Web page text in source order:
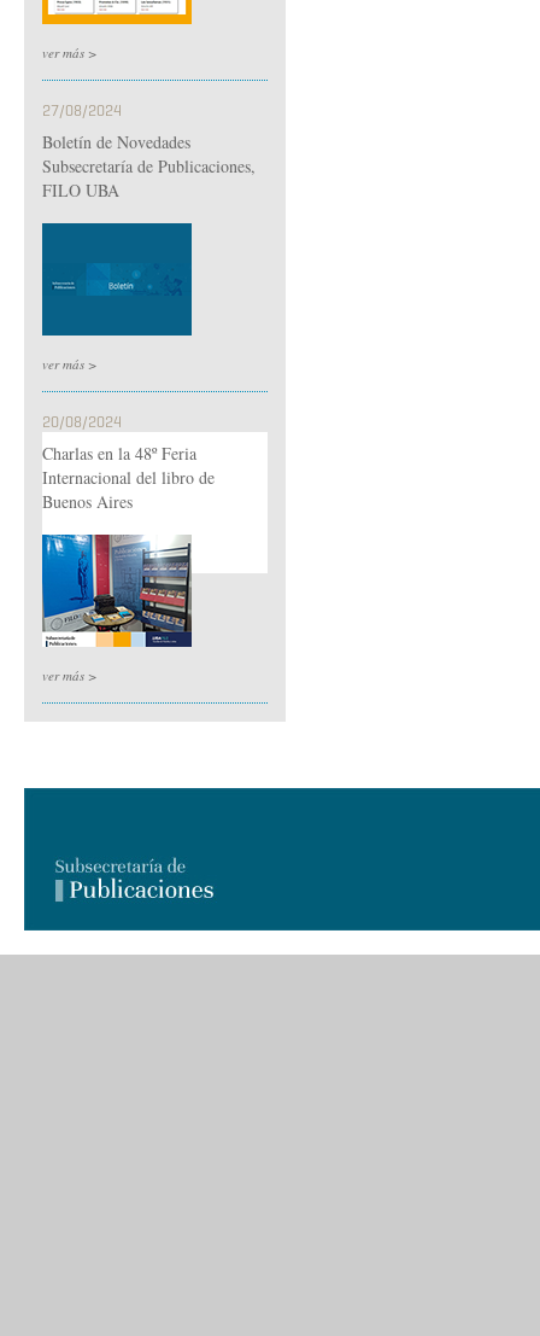
ver más >
27/08/2024
Boletín de Novedades
Subsecretaría de Publicaciones,
FILO UBA
ver más >
20/08/2024
Charlas en la 48º Feria
Internacional del libro de
Buenos Aires
ver más >